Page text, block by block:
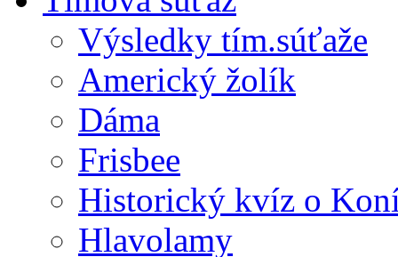
Výsledky tím.súťaže
Americký žolík
Dáma
Frisbee
Historický kvíz o
Hlavolamy